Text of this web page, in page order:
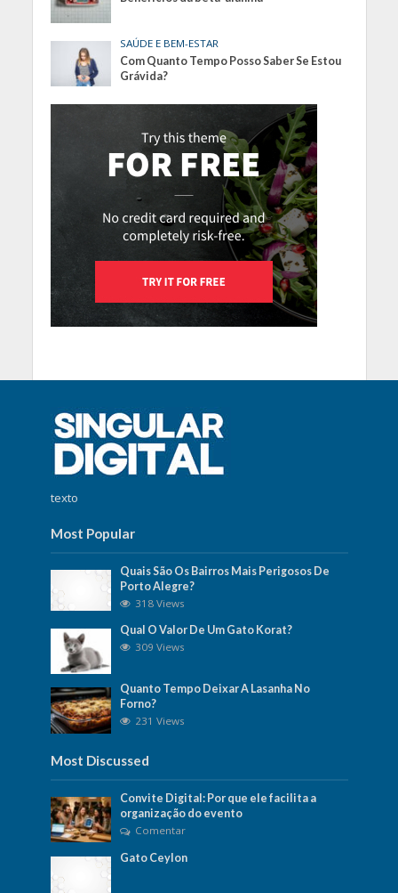
SAÚDE E BEM-ESTAR
Com Quanto Tempo Posso Saber Se Estou
Grávida?
texto
Most Popular
Quais São Os Bairros Mais Perigosos De
Porto Alegre?
318 Views
Qual O Valor De Um Gato Korat?
309 Views
Quanto Tempo Deixar A Lasanha No
Forno?
231 Views
Most Discussed
Convite Digital: Por que ele facilita a
organização do evento
Comentar
Gato Ceylon